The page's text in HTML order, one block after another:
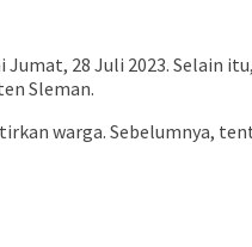
28 Juli 2023. Selain
Sleman.
warga. Sebelumnya,